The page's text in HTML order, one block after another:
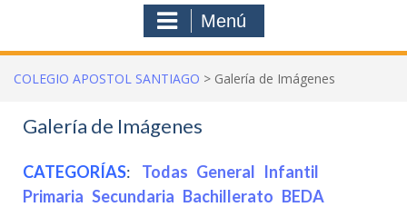
Menú
COLEGIO APOSTOL SANTIAGO > Galería de Imágenes
Galería de Imágenes
CATEGORÍAS: Todas General Infantil
Primaria Secundaria Bachillerato BEDA